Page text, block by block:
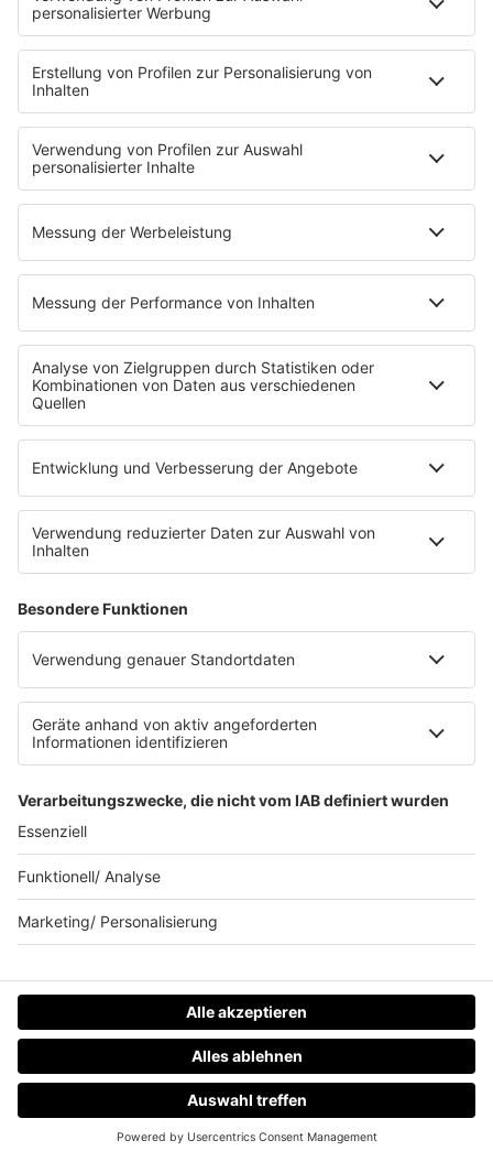
HOME RADIOS MENÜ
Frühstück bei Barbara
WIE MAG BEATRICE EGLI IHR
FRÜHSTÜCK?
Beatrice Eglibekommt ein Bircher Müsli mit Honig
vonBarbara . Dazu gibt es noch Gurke und Tomaten.
Hier geht es zur kompletten Podcast-Folge
WIE MAG EVA HABERMANN IHR
FRÜHSTÜCK?
Eva Habermannisst gerne Joghurt mit Blaubeeren
vorrätig. Dazu gibt es noch ein Brötchen mit Honig
und einen Smoothie.
Hier geht es zur kompletten Podcast-Folge
"Frühstück bei Barbara" mit Eva Habermann.